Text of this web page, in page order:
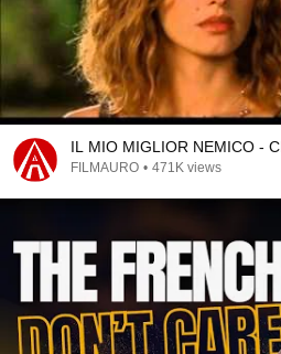
IL MIO MIGLIOR NEMICO -
FILMAURO • 471K views